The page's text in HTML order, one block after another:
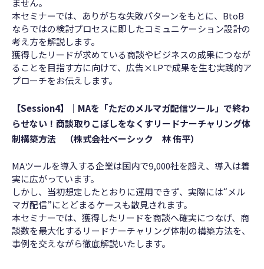
ません。
本セミナーでは、ありがちな失敗パターンをもとに、BtoB
ならではの検討プロセスに即したコミュニケーション設計の
考え方を解説します。
獲得したリードが求めている商談やビジネスの成果につなが
ることを目指す方に向けて、広告×LPで成果を生む実践的ア
プローチをお伝えします。
【Session4】｜ MAを「ただのメルマガ配信ツール」で終わ
らせない！商談取りこぼしをなくすリードナーチャリング体
制構築方法 （株式会社ベーシック 林 侑平）
MAツールを導入する企業は国内で9,000社を超え、導入は着
実に広がっています。
しかし、当初想定したとおりに運用できず、実際には“メル
マガ配信”にとどまるケースも散見されます。
本セミナーでは、獲得したリードを商談へ確実につなげ、商
談数を最大化するリードナーチャリング体制の構築方法を、
事例を交えながら徹底解説いたします。